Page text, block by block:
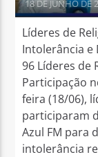
18 DE JUNHO DE
Líderes de
Intolerância e
96 Líderes de
Participação
feira (18/06),
participaram
Azul FM para
intolerância